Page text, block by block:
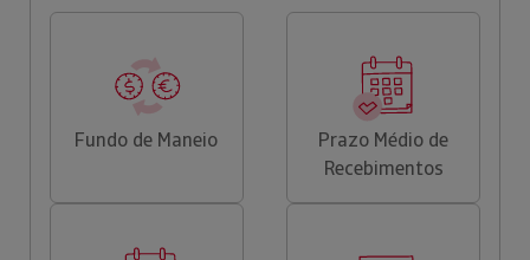
Fundo de Maneio
Prazo Médio de
Recebimentos